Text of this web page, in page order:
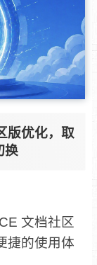
版优化，取
换
文档社区
捷的使用体